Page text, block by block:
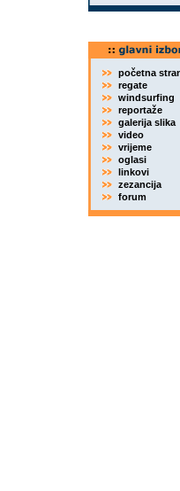
početna
regate
windsurfing
reportaže
galerija slika
video
vrijeme
oglasi
linkovi
zezancija
forum